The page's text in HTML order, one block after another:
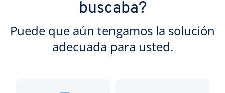
buscaba?
Puede que aún tengamos la solución
adecuada para usted.